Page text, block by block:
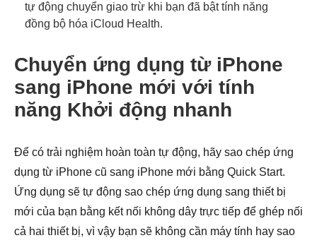
tự động chuyển giao trừ khi bạn đã bật tính năng
đồng bộ hóa iCloud Health.
Chuyển ứng dụng từ iPhone
sang iPhone mới với tính
năng Khởi động nhanh
Để có trải nghiệm hoàn toàn tự động, hãy sao chép ứng
dụng từ iPhone cũ sang iPhone mới bằng Quick Start.
Ứng dụng sẽ tự động sao chép ứng dụng sang thiết bị
mới của bạn bằng kết nối không dây trực tiếp để ghép nối
cả hai thiết bị, vì vậy bạn sẽ không cần máy tính hay sao